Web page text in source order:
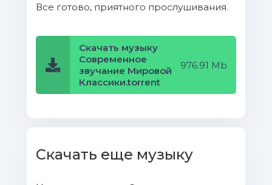
(Last).mp3 (12.61 Mb)
103.Brahms - Waltz As-dur
(Clayderman).mp3 (7.43 Mb)
105.Steiner - Scandalo Al Sole.mp3
Все готово, приятного прослушивания.
Скачать музыку
Современное
звучание Мировой
Классики.torrent
976.91 Mb
Скачать еще музыку